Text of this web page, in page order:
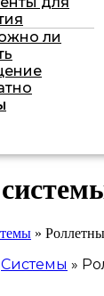
ли
»
Системы »